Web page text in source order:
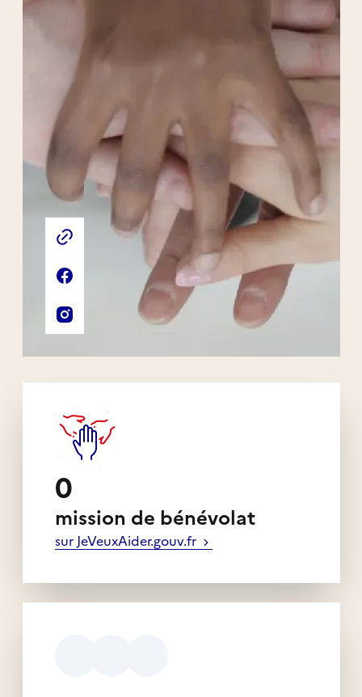
Liens externes de l'association
Site web de l'association
Page Facebook de l'association
Compte Instagram de l'association
0
mission de bénévolat
sur JeVeuxAider.gouv.fr